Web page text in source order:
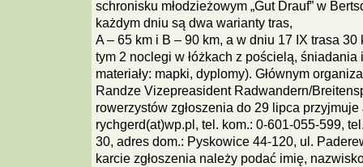
schronisku młodzieżowym „Gut Drauf” w
każdym dniu są dwa warianty tras,
A – 65 km i B – 90 km, a w dniu 17 IX trasa 30
tym 2 noclegi w łóżkach z pościelą, śniadania
materiały: mapki, dyplomy). Głównym
Randze Vizepreasident Radwandern/
rowerzystów zgłoszenia do 29 lipca
rychgerd(at)wp.pl, tel. kom.: 0-601-055-599,
30, adres dom.: Pyskowice 44-120, ul.
karcie zgłoszenia należy podać imię,